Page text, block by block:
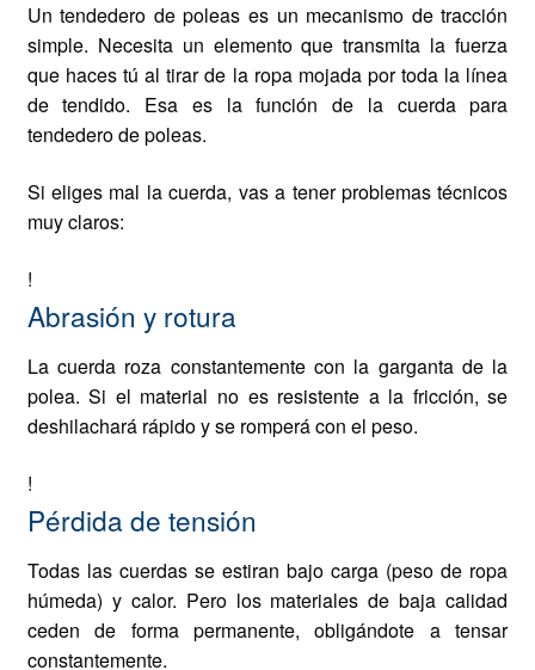
Un tendedero de poleas es un mecanismo de tracción
simple. Necesita un elemento que transmita la fuerza
que haces tú al tirar de la ropa mojada por toda la línea
de tendido. Esa es la función de la cuerda para
tendedero de poleas.
Si eliges mal la cuerda, vas a tener problemas técnicos
muy claros:
!
Abrasión y rotura
La cuerda roza constantemente con la garganta de la
polea. Si el material no es resistente a la fricción, se
deshilachará rápido y se romperá con el peso.
!
Pérdida de tensión
Todas las cuerdas se estiran bajo carga (peso de ropa
húmeda) y calor. Pero los materiales de baja calidad
ceden de forma permanente, obligándote a tensar
constantemente.